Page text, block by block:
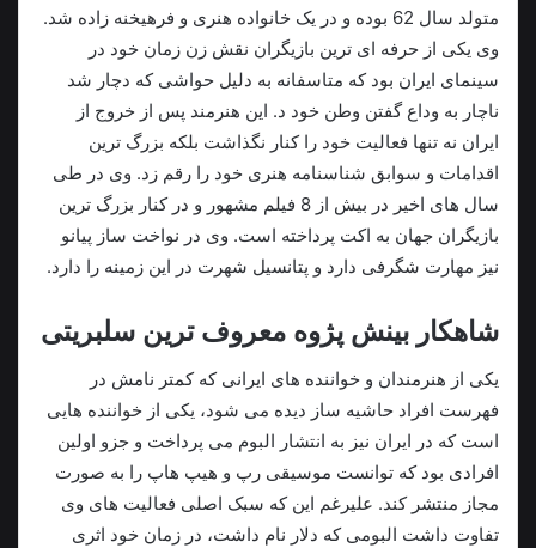
متولد سال 62 بوده و در یک خانواده هنری و فرهیخنه زاده شد.
وی یکی از حرفه ای ترین بازیگران نقش زن زمان خود در
سینمای ایران بود که متاسفانه به دلیل حواشی که دچار شد
ناچار به وداع گفتن وطن خود د. این هنرمند پس از خروج از
ایران نه تنها فعالیت خود را کنار نگذاشت بلکه بزرگ ترین
اقدامات و سوابق شناسنامه هنری خود را رقم زد. وی در طی
سال های اخیر در بیش از 8 فیلم مشهور و در کنار بزرگ ترین
بازیگران جهان به اکت پرداخته است. وی در نواخت ساز پیانو
نیز مهارت شگرفی دارد و پتانسیل شهرت در این زمینه را دارد.
شاهکار بینش پژوه معروف ترین سلبریتی
یکی از هنرمندان و خواننده های ایرانی که کمتر نامش در
فهرست افراد حاشیه ساز دیده می شود، یکی از خواننده هایی
است که در ایران نیز به انتشار البوم می پرداخت و جزو اولین
افرادی بود که توانست موسیقی رپ و هیپ هاپ را به صورت
مجاز منتشر کند. علیرغم این که سبک اصلی فعالیت های وی
تفاوت داشت البومی که دلار نام داشت، در زمان خود اثری